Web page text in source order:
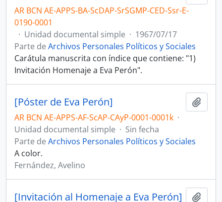
AR BCN AE-APPS-BA-ScDAP-SrSGMP-CED-Ssr-E-
0190-0001
· Unidad documental simple · 1967/07/17
Parte de Archivos Personales Políticos y Sociales
Carátula manuscrita con índice que contiene: "1)
Invitación Homenaje a Eva Perón".
[Póster de Eva Perón]
AR BCN AE-APPS-AF-ScAP-CAyP-0001-0001k ·
Unidad documental simple · Sin fecha
Parte de Archivos Personales Políticos y Sociales
A color.
Fernández, Avelino
[Invitación al Homenaje a Eva Perón]